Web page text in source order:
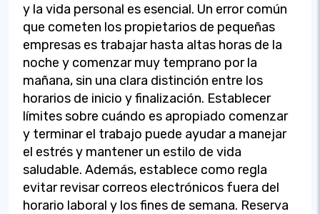
y la vida personal es esencial. Un error común
que cometen los propietarios de pequeñas
empresas es trabajar hasta altas horas de la
noche y comenzar muy temprano por la
mañana, sin una clara distinción entre los
horarios de inicio y finalización. Establecer
límites sobre cuándo es apropiado comenzar
y terminar el trabajo puede ayudar a manejar
el estrés y mantener un estilo de vida
saludable. Además, establece como regla
evitar revisar correos electrónicos fuera del
horario laboral y los fines de semana. Reserva